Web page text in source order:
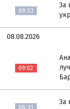
09:33
За
08.08.2026
09:02
08:31
За